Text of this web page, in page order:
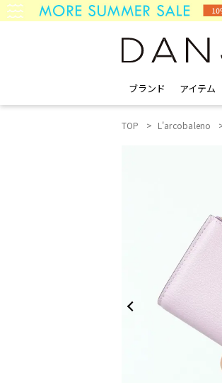
ブランド アイテム
TOP L'arcobaleno